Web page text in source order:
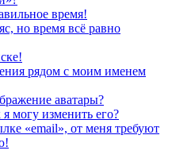
время!
но время всё равно
рядом с моим именем
аватары?
могу изменить его?
«email», от меня требуют